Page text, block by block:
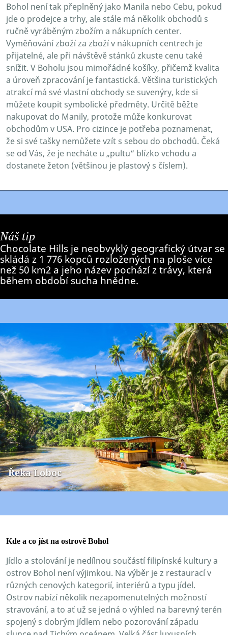
Bohol není tak přeplněný jako Manila nebo Cebu, pokud
jde o prodejce a trhy, ale stále má několik obchodů s
ručně vyráběným zbožím a nákupních center.
Vyměňování zboží za zboží v nákupních centrech je
přijatelné, ale při návštěvě stánků zkuste cenu také
snížit. V Boholu jsou mimořádné košíky, přičemž kvalita
a úroveň zpracování je fantastická. Většina turistických
atrakcí má své vlastní obchody se suvenýry, kde si
můžete koupit symbolické předměty. Určitě běžte
nakupovat do Manily, protože může konkurovat
obchodům v USA. Pro cizince je potřeba poznamenat,
že si své tašky nemůžete vzít s sebou do obchodů. Čeká
se od Vás, že je necháte u „pultu“ blízko vchodu a
dostanete žeton (většinou je plastový s číslem).
Náš tip
Chocolate Hills je neobvyklý geografický útvar se
skládá z 1 776 kopců rozložených na ploše více
než 50 km2 a jeho název pochází z trávy, která
během období sucha hnědne.
Řeka Loboc
Kde a co jíst na ostrově Bohol
Jídlo a stolování je nedílnou součástí filipínské kultury a
ostrov Bohol není výjimkou. Na výběr je z restaurací v
různých cenových kategorií, interiérů a typu jídel.
Ostrov nabízí několik nezapomenutelných možností
stravování, a to ať už se jedná o výhled na barevný terén
spojený s dobrým jídlem nebo pozorování západu